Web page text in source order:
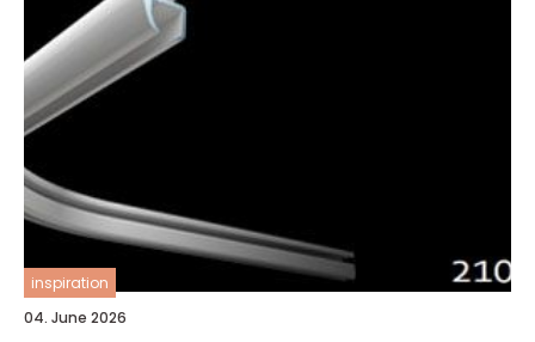
inspiration
04. June 2026